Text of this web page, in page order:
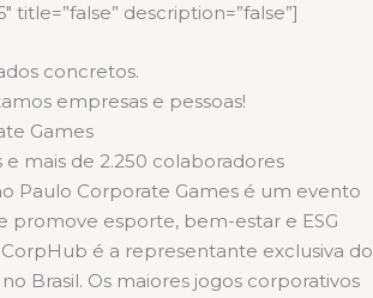
title=”false” description=”false”]
concretos.
empresas e pessoas!
Games
mais de 2.250 colaboradores
Paulo Corporate Games é um evento
promove esporte, bem-estar e ESG
é a representante exclusiva do
Brasil. Os maiores jogos corporativos